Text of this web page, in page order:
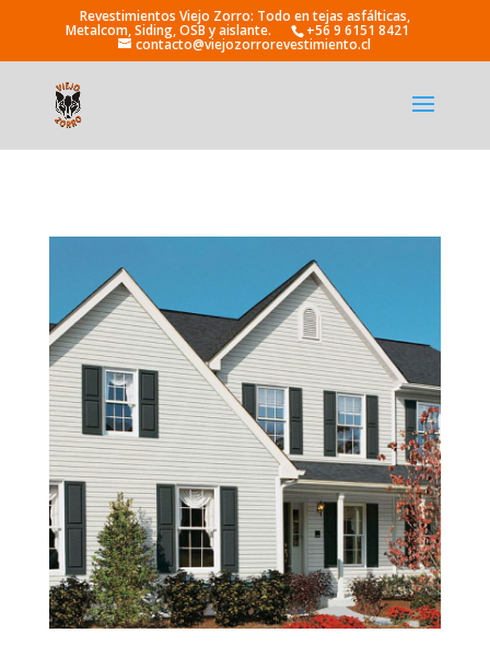
+56 9 6151 8421
contacto@viejozorrorevestimiento.cl